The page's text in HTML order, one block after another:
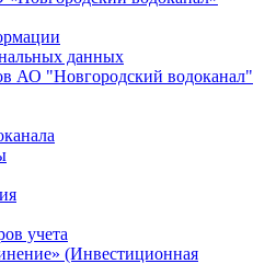
данных
АО "Новгородский водоканал"
учета
(Инвестиционная